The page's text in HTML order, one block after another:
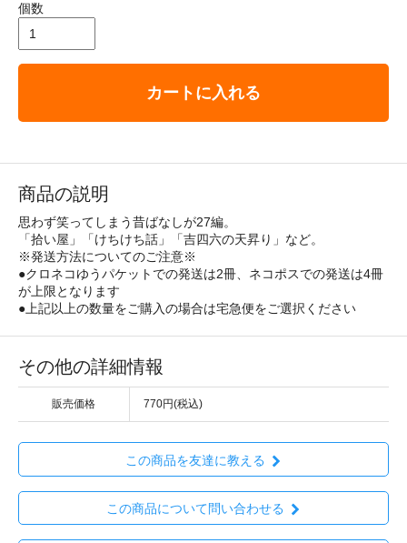
個数
カートに入れる
商品の説明
思わず笑ってしまう昔ばなしが27編。
「拾い屋」「けちけち話」「吉四六の天昇り」など。
※発送方法についてのご注意※
●クロネコゆうパケットでの発送は2冊、ネコポスでの発送は4冊
が上限となります
●上記以上の数量をご購入の場合は宅急便をご選択ください
その他の詳細情報
販売価格 770円(税込)
この商品を友達に教える
この商品について問い合わせる